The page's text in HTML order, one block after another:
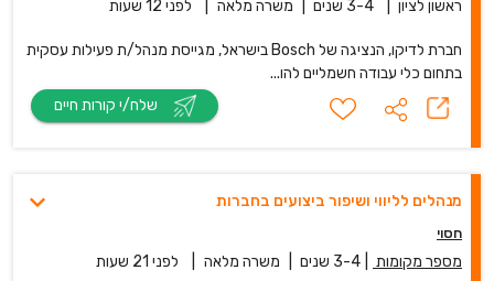
ראשון לציון 3-4 שנים משרה מלאה לפני 12 שעות
חברת לדיקו, הנציגה של Bosch בישראל, מגייסת מנהל/ת פעילות עסקית
בתחום כלי עבודה חשמליים להו...
מנהלים לליווי ושיפור ביצועים בחברות
חסוי
מספר מקומות 3-4 שנים משרה מלאה לפני 21 שעות